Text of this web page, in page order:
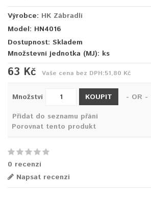
Výrobce: HK Zábradlí
Model: HN4016
Dostupnost: Skladem
Množstevní jednotka (MJ): ks
63 Kč Vaše cena bez DPH:51,80 Kč
Množství KOUPIT
- OR -
Přidat do seznamu přání
Porovnat tento produkt
0 recenzí
Napsat recenzi